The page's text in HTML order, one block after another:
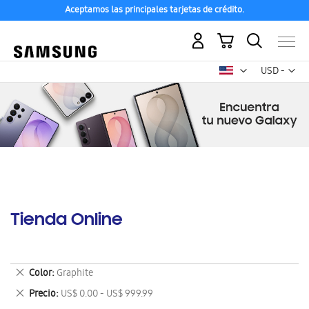
Aceptamos las principales tarjetas de crédito.
USD -
dólar
Mi carrito
Tienda Online
Color Graphite
Eliminar
este
artículo
Precio US$ 0.00 - US$ 999.99
Eliminar